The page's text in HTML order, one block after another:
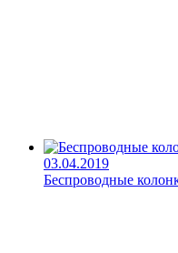
03.04.2019
Беспроводные